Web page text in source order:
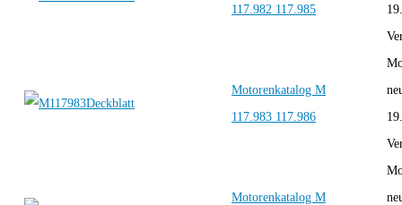
117.982 117.985
Motorenkatalog M
117.983 117.986
Motorenkatalog M